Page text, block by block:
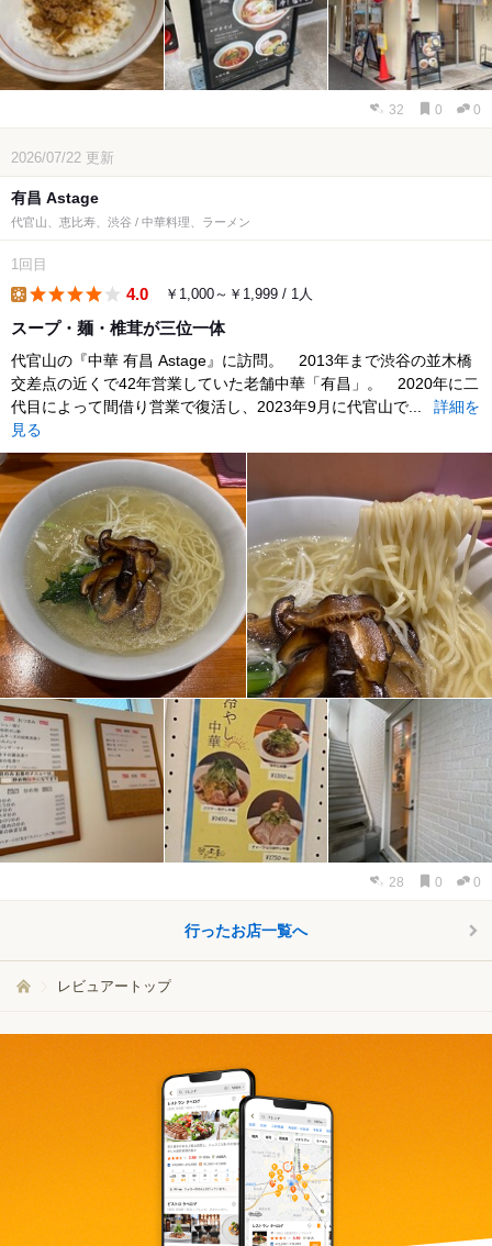
32 0 0
2026/07/22 更新
有昌 Astage
代官山、恵比寿、渋谷 / 中華料理、ラーメン
1回目
4.0 ￥1,000～￥1,999 / 1人
スープ・麺・椎茸が三位一体
代官山の『中華 有昌 Astage』に訪問。 2013年まで渋谷の並木橋
交差点の近くで42年営業していた老舗中華「有昌」。 2020年に二
代目によって間借り営業で復活し、2023年9月に代官山で...
詳細を
見る
28 0 0
行ったお店一覧へ
レビュアートップ